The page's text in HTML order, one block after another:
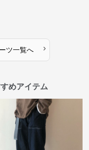
ツ一覧へ ›
めアイテム